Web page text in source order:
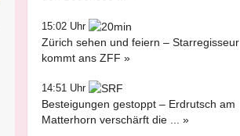
15:02 Uhr
Zürich sehen und feiern – Starregisseur
kommt ans ZFF »
14:51 Uhr
Besteigungen gestoppt – Erdrutsch am
Matterhorn verschärft die ... »